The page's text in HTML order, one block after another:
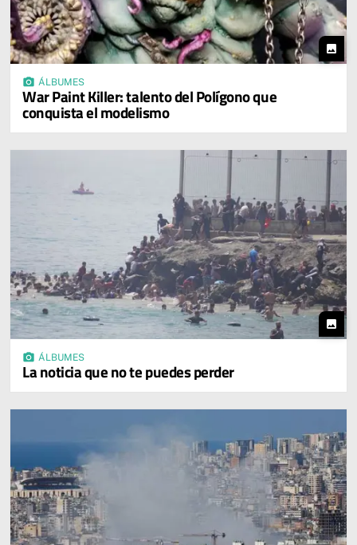
photo
photo_camera ÁLBUMES
War Paint Killer: talento del Polígono que
conquista el modelismo
photo
photo_camera ÁLBUMES
La noticia que no te puedes perder